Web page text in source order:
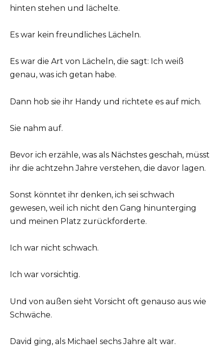
hinten stehen und lächelte.
Es war kein freundliches Lächeln.
Es war die Art von Lächeln, die sagt: Ich weiß
genau, was ich getan habe.
Dann hob sie ihr Handy und richtete es auf mich.
Sie nahm auf.
Bevor ich erzähle, was als Nächstes geschah, müsst
ihr die achtzehn Jahre verstehen, die davor lagen.
Sonst könntet ihr denken, ich sei schwach
gewesen, weil ich nicht den Gang hinunterging
und meinen Platz zurückforderte.
Ich war nicht schwach.
Ich war vorsichtig.
Und von außen sieht Vorsicht oft genauso aus wie
Schwäche.
David ging, als Michael sechs Jahre alt war.